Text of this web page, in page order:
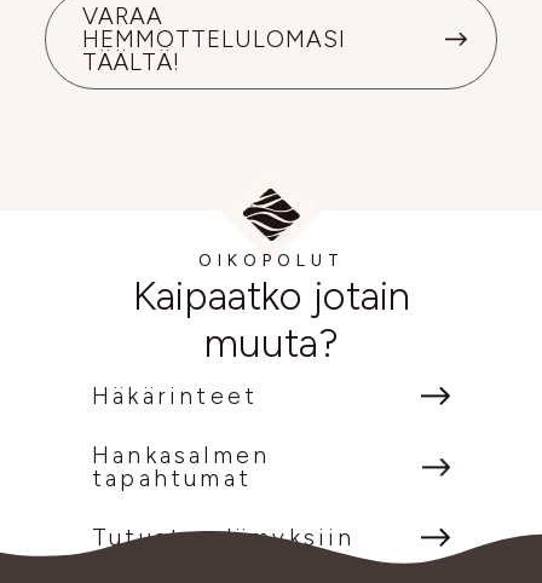
VARAA
HEMMOTTELULOMASI
TÄÄLTÄ!
OIKOPOLUT
Kaipaatko jotain
muuta?
Häkärinteet
Hankasalmen
tapahtumat
Tutustu elämyksiin